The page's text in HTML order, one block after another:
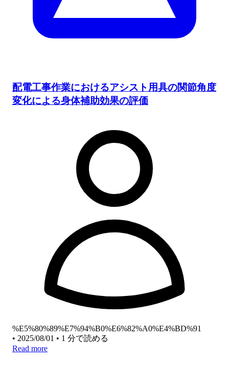
配電工事作業におけるアシスト用具の関節角度
変化による身体補助効果の評価
%E5%80%89%E7%94%B0%E6%82%A0%E4%BD%91
• 2025/08/01 • 1 分で読める
Read more